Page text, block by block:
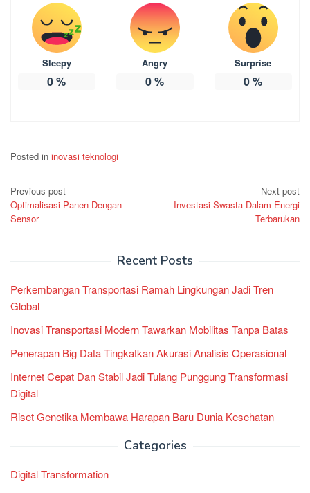
Sleepy
0%
Angry
0%
Surprise
0%
Posted in inovasi teknologi
Post
navigation
Previous post
Optimalisasi Panen Dengan
Sensor
Next post
Investasi Swasta Dalam Energi
Terbarukan
Recent Posts
Perkembangan Transportasi Ramah Lingkungan Jadi Tren
Global
Inovasi Transportasi Modern Tawarkan Mobilitas Tanpa Batas
Penerapan Big Data Tingkatkan Akurasi Analisis Operasional
Internet Cepat Dan Stabil Jadi Tulang Punggung Transformasi
Digital
Riset Genetika Membawa Harapan Baru Dunia Kesehatan
Categories
Digital Transformation